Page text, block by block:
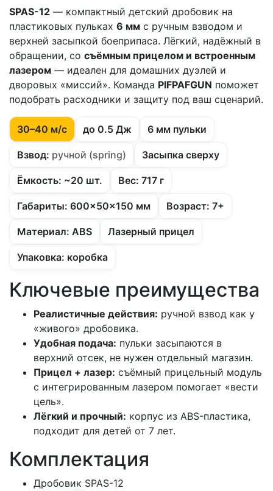
SPAS-12 — компактный детский дробовик на
пластиковых пульках 6 мм с ручным взводом и
верхней засыпкой боеприпаса. Лёгкий, надёжный в
обращении, со съёмным прицелом и встроенным
лазером — идеален для домашних дуэлей и
дворовых «миссий». Команда PIFPAFGUN поможет
подобрать расходники и защиту под ваш сценарий.
30–40 м/с до 0.5 Дж 6 мм пульки
Взвод: ручной (spring) Засыпка сверху
Ёмкость: ~20 шт. Вес: 717 г
Габариты: 600×50×150 мм Возраст: 7+
Материал: ABS Лазерный прицел
Упаковка: коробка
Ключевые преимущества
Реалистичные действия: ручной взвод как у
«живого» дробовика.
Удобная подача: пульки засыпаются в
верхний отсек, не нужен отдельный магазин.
Прицел + лазер: съёмный прицельный модуль
с интегрированным лазером помогает «вести
цель».
Лёгкий и прочный: корпус из ABS-пластика,
подходит для детей от 7 лет.
Комплектация
Дробовик SPAS-12